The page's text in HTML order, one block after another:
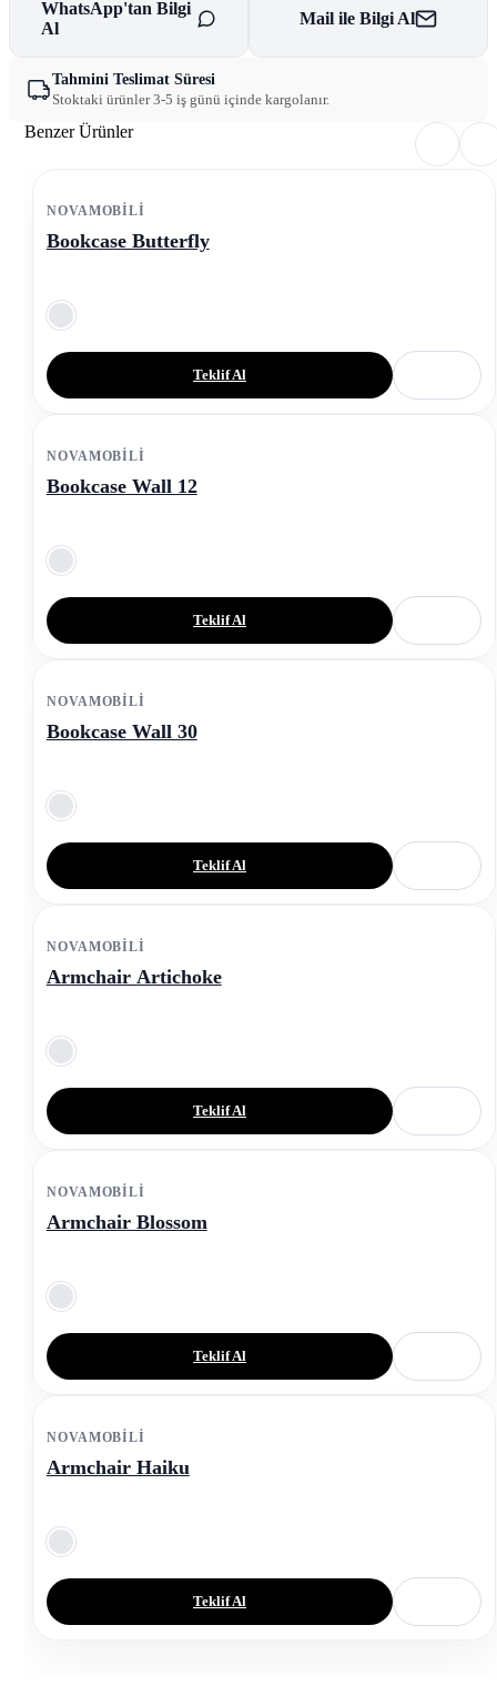
WhatsApp'tan Bilgi
Al
Mail ile Bilgi Al
Tahmini Teslimat Süresi
Stoktaki ürünler 3-5 iş günü içinde kargolanır.
Benzer Ürünler
NOVAMOBILI
Bookcase Butterfly
Teklif Al
NOVAMOBILI
Bookcase Wall 12
Teklif Al
NOVAMOBILI
Bookcase Wall 30
Teklif Al
NOVAMOBILI
Armchair Artichoke
Teklif Al
NOVAMOBILI
Armchair Blossom
Teklif Al
NOVAMOBILI
Armchair Haiku
Teklif Al